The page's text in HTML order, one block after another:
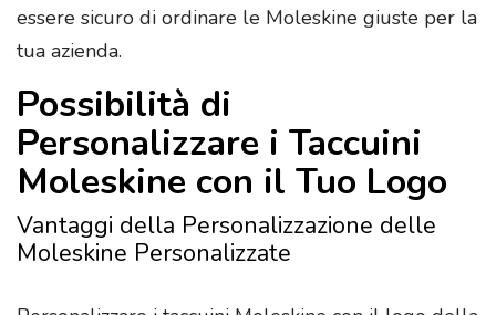
essere sicuro di ordinare le Moleskine giuste per la
tua azienda.
Possibilità di
Personalizzare i Taccuini
Moleskine con il Tuo Logo
Vantaggi della Personalizzazione delle
Moleskine Personalizzate